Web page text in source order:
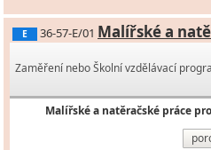
E 36-57-E/01 Malířské a
Zaměření nebo Školní vzdělávací
Malířské a natěračské práce